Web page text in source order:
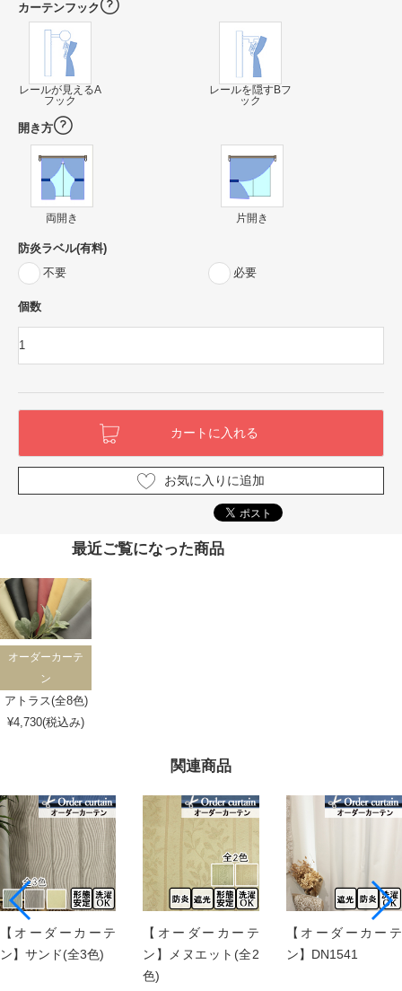
カーテンフック
レールが見えるA
フック
レールを隠すBフ
ック
開き方
両開き 片開き
防炎ラベル(有料)
不要
必要
個数
お気に入りに追加
関連商品
【オーダーカーテ
ン】サンド(全3色)
【オーダーカーテ
ン】メヌエット(全2
色)
【オーダーカーテ
ン】DN1541
最近ご覧になった商品
オーダーカーテ
ン
アトラス(全8色)
¥4,730(税込み)